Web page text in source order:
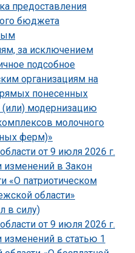
предоставления
бюджета
за исключением
подсобное
организациям на
понесенных
(или) модернизацию
молочного
ферм)»
от 9 июля 2026 г.
изменений в Закон
«О патриотическом
области»
в силу)
от 9 июля 2026 г.
изменений в статью 1